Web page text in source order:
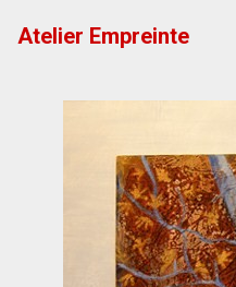
Atelier Empreinte